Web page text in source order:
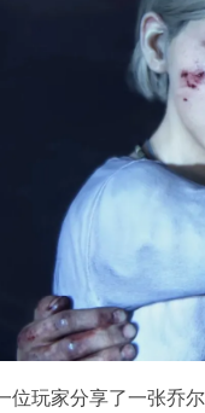
玩家分享了一张乔